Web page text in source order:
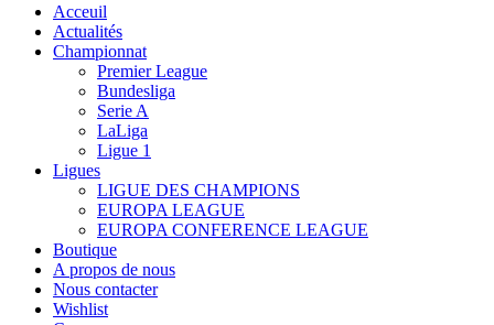
Acceuil
Actualités
Championnat
Premier League
Bundesliga
Serie A
LaLiga
Ligue 1
Ligues
LIGUE DES CHAMPIONS
EUROPA LEAGUE
EUROPA CONFERENCE LEAGUE
Boutique
A propos de nous
Nous contacter
Wishlist